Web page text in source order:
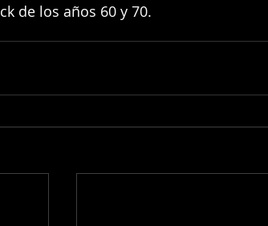
de los años 60 y 70.